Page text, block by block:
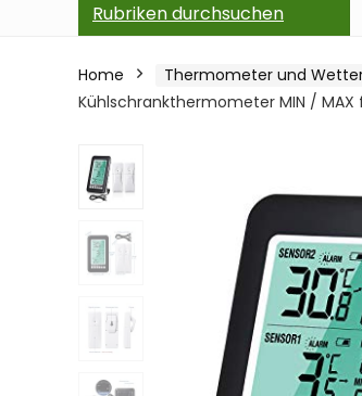
Rubriken durchsuchen
Home Thermometer und
Kühlschrankthermometer MIN /